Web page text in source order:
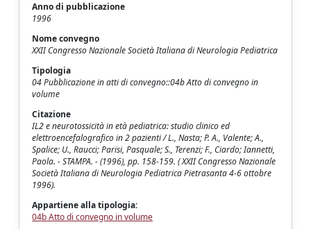
Anno di pubblicazione
1996
Nome convegno
XXII Congresso Nazionale Società Italiana di Neurologia Pediatrica
Tipologia
04 Pubblicazione in atti di convegno::04b Atto di convegno in
volume
Citazione
IL2 e neurotossicità in età pediatrica: studio clinico ed
elettroencefalografico in 2 pazienti / L., Nasta; P. A., Valente; A.,
Spalice; U., Raucci; Parisi, Pasquale; S., Terenzi; F., Ciardo; Iannetti,
Paola. - STAMPA. - (1996), pp. 158-159. ( XXII Congresso Nazionale
Società Italiana di Neurologia Pediatrica Pietrasanta 4-6 ottobre
1996).
Appartiene alla tipologia:
04b Atto di convegno in volume